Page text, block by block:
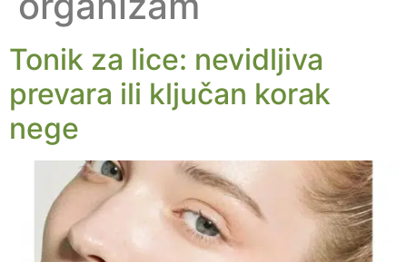
Tonik za lice: nevidljiva
prevara ili ključan korak
nege